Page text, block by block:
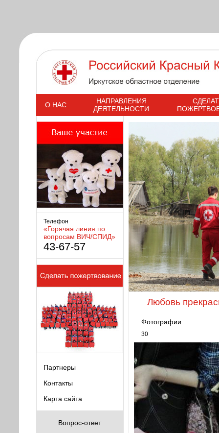
s
О НАС
НАПРАВЛЕНИЯ
ДЕЯТЕЛЬНОСТИ
Телефон
«Горячая линия по
вопросам ВИЧ/СПИД»
43-67-57
Партнеры
Контакты
Карта сайта
Вопрос-ответ
Любовь
Фотографии
30